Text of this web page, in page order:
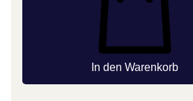
In den Warenkorb